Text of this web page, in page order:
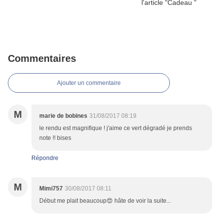
Commentaires
Ajouter un commentaire
M marie de bobines 31/08/2017 08:19
le rendu est magnifique ! j'aime ce vert dégradé je prends
note !! bises
Répondre
M Mimi757 30/08/2017 08:11
Début me plait beaucoup😍 hâte de voir la suite...